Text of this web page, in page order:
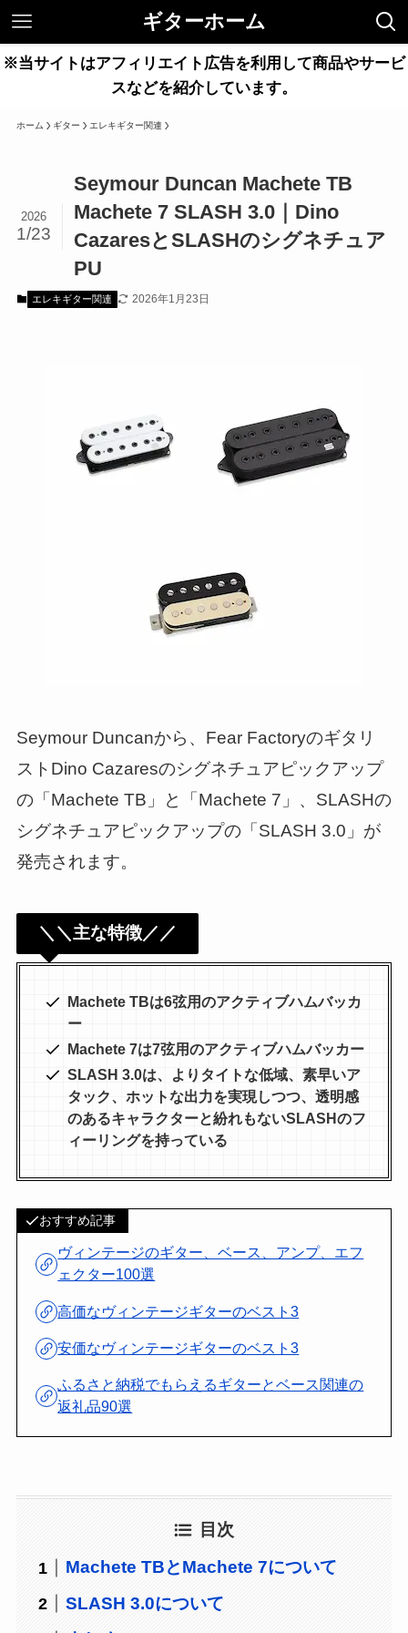
ギターホーム
※当サイトはアフィリエイト広告を利用して商品やサービ
スなどを紹介しています。
ホーム ギター エレキギター関連
Seymour Duncan Machete TB
Machete 7 SLASH 3.0｜Dino
CazaresとSLASHのシグネチュア
PU
2026
1/23
エレキギター関連 2026年1月23日
Seymour Duncanから、Fear Factoryのギタリ
ストDino Cazaresのシグネチュアピックアップ
の「Machete TB」と「Machete 7」、SLASHの
シグネチュアピックアップの「SLASH 3.0」が
発売されます。
＼＼主な特徴／／
Machete TBは6弦用のアクティブハムバッカ
ー
Machete 7は7弦用のアクティブハムバッカー
SLASH 3.0は、よりタイトな低域、素早いア
タック、ホットな出力を実現しつつ、透明感
のあるキャラクターと紛れもないSLASHのフ
ィーリングを持っている
おすすめ記事
ヴィンテージのギター、ベース、アンプ、エフ
ェクター100選
高価なヴィンテージギターのベスト3
安価なヴィンテージギターのベスト3
ふるさと納税でもらえるギターとベース関連の
返礼品90選
目次
Machete TBとMachete 7について
SLASH 3.0について